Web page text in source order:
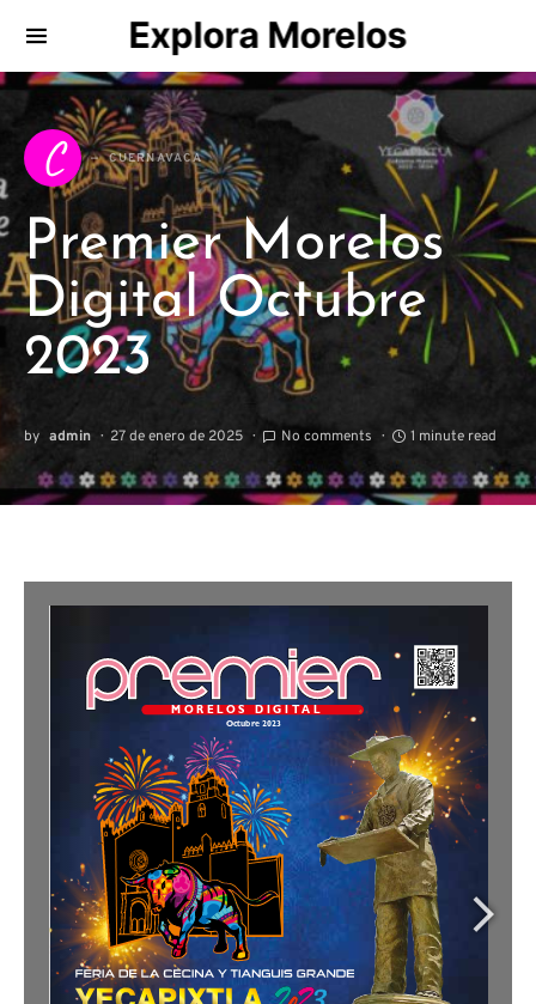
Explora Morelos
Search for:
C CUERNAVACA
Premier Morelos
Digital Octubre
2023
by admin 27 de enero de 2025 No comments 1 minute read